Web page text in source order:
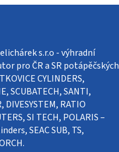
s.r.o - výhradní
pro ČR a SR potápěčských
CYLINDERS,
SCUBATECH, SANTI,
DIVESYSTEM, RATIO
SI TECH, POLARIS –
SEAC SUB, TS,